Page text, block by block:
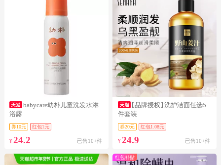
babycare幼朴儿童洗发水淋
浴露
券10元 红包1元
¥ 24.2 已售10+件
【品牌授权】洗护洁面任选5
件套装
券20元 红包1.08元
¥24.9 已售10+件
红包补贴